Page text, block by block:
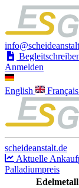
Anmelden
English Français
scheideanstalt.de
Aktuelle
Palladiumpreis
Edelmetall